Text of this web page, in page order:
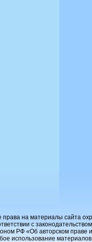
права на материалы сайта
с
РФ «Об авторском праве
использование материалов